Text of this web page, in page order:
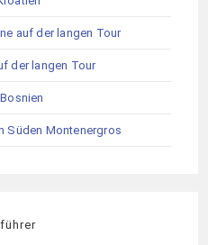
auf der langen Tour
der langen Tour
Süden Montenergros